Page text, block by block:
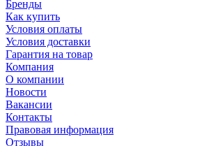
Бренды
Как купить
Условия оплаты
Условия доставки
Гарантия на товар
Компания
О компании
Новости
Вакансии
Контакты
Правовая информация
Отзывы